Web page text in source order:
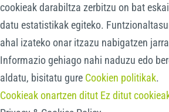
cookieak darabiltza zerbitzu on bat
datu estatistikak egiteko.
ahal izateko onar itzazu nabigatzen
Informazio gehiago nahi naduzu edo
aldatu, bisitatu gure Cookien politikak.
Cookieak onartzen ditut Ez ditut